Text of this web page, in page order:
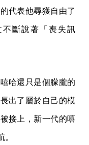
代表他尋獲自由了
斷說著「喪失訊
哈還只是個朦朧的
出了屬於自己的模
接上，新一代的嘻